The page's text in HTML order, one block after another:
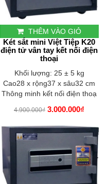
THÊM VÀO GIỎ
Két sắt mini Việt Tiệp K20
điện tử vân tay kết nối điện
thoại
Khối lượng: 25 ± 5 kg
Cao28 x rộng37 x sâu32 cm
Thông minh kết nối điện thoạ
4.900.000₫ 3.000.000₫